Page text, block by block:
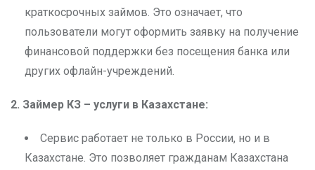
краткосрочных займов. Это означает, что
пользователи могут оформить заявку на получение
финансовой поддержки без посещения банка или
других офлайн-учреждений.
2. Займер КЗ – услуги в Казахстане:
Сервис работает не только в России, но и в
Казахстане. Это позволяет гражданам Казахстана